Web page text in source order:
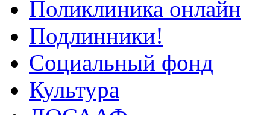
Поликлиника онлайн
Подлинники!
Социальный фонд
Культура